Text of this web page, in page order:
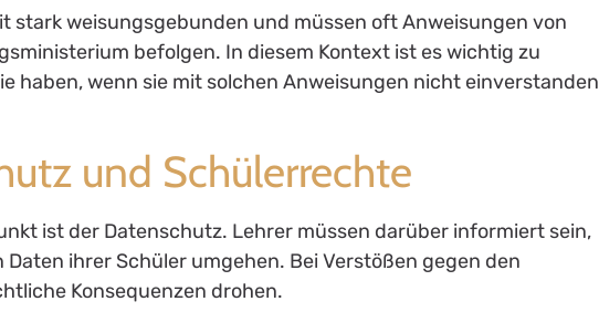
stark weisungsgebunden und müssen oft Anweisungen von
befolgen. In diesem Kontext ist es wichtig zu
haben, wenn sie mit solchen Anweisungen nicht einverstanden
und Schülerrechte
ist der Datenschutz. Lehrer müssen darüber informiert sein,
Daten ihrer Schüler umgehen. Bei Verstößen gegen den
Konsequenzen drohen.